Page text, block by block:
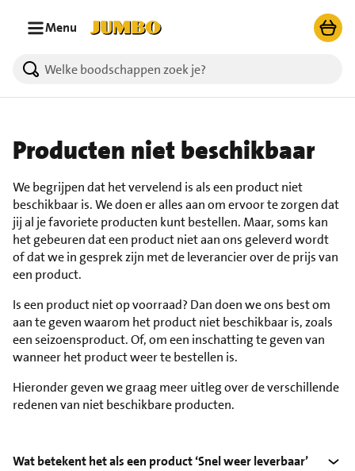
Menu
Producten niet beschikbaar
We begrijpen dat het vervelend is als een product niet
beschikbaar is. We doen er alles aan om ervoor te zorgen dat
jij al je favoriete producten kunt bestellen. Maar, soms kan
het gebeuren dat een product niet aan ons geleverd wordt
of dat we in gesprek zijn met de leverancier over de prijs van
een product.
Is een product niet op voorraad? Dan doen we ons best om
aan te geven waarom het product niet beschikbaar is, zoals
een seizoensproduct. Of, om een inschatting te geven van
wanneer het product weer te bestellen is.
Hieronder geven we graag meer uitleg over de verschillende
redenen van niet beschikbare producten.
Wat betekent het als een product ‘Snel weer leverbaar’